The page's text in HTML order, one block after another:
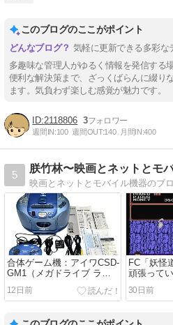
このブログのここがポイント
気軽に更新できる多彩な
多趣味な管理人がゆるく情報を発信する
便利な解決策まで、ざっくばらんに綴り
ます。気負わず楽しむ感覚が魅力です。
2118806 3
週間IN:100 週間OUT:140 月間IN:400
5
朕竹林〜映画とネットとモ
合体ゲーム機：アイワCSD-
GM1（メガドライブ ラジ
カセ）
12日前
FC「妖怪
頑張って
30日前